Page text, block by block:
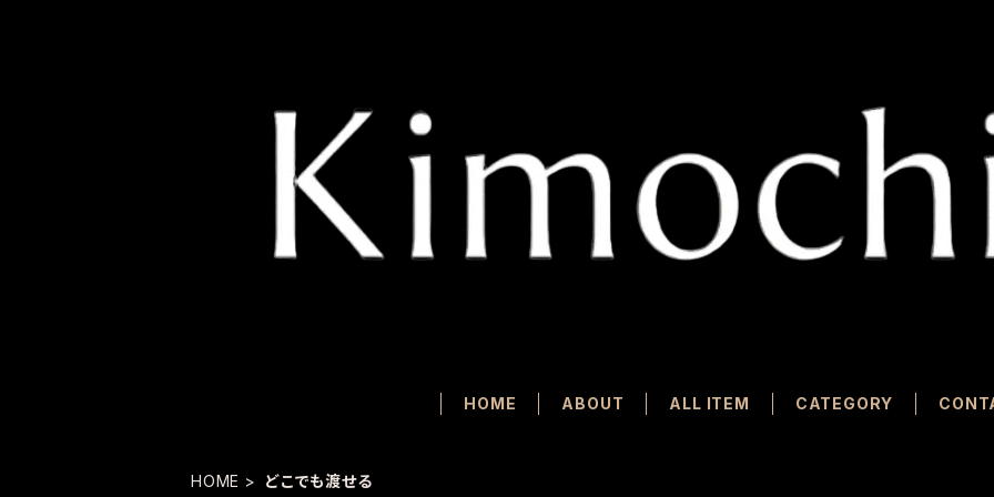
HOME ABOUT ALL ITEM CATEGORY
HOME どこでも渡せる